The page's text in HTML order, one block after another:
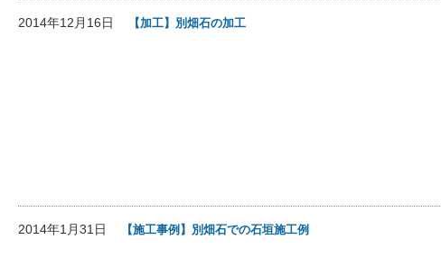
2014年12月16日 【加工】別畑石の加工
2014年1月31日 【施工事例】別畑石での石垣施工例